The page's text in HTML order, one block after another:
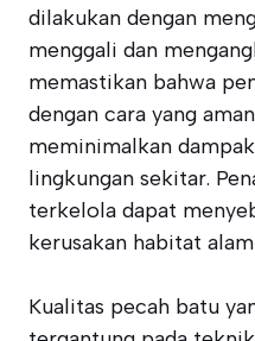
dilakukan dengan
menggali dan
memastikan bahwa
dengan cara yang
meminimalkan
lingkungan sekitar.
terkelola dapat
kerusakan habitat
Kualitas pecah batu